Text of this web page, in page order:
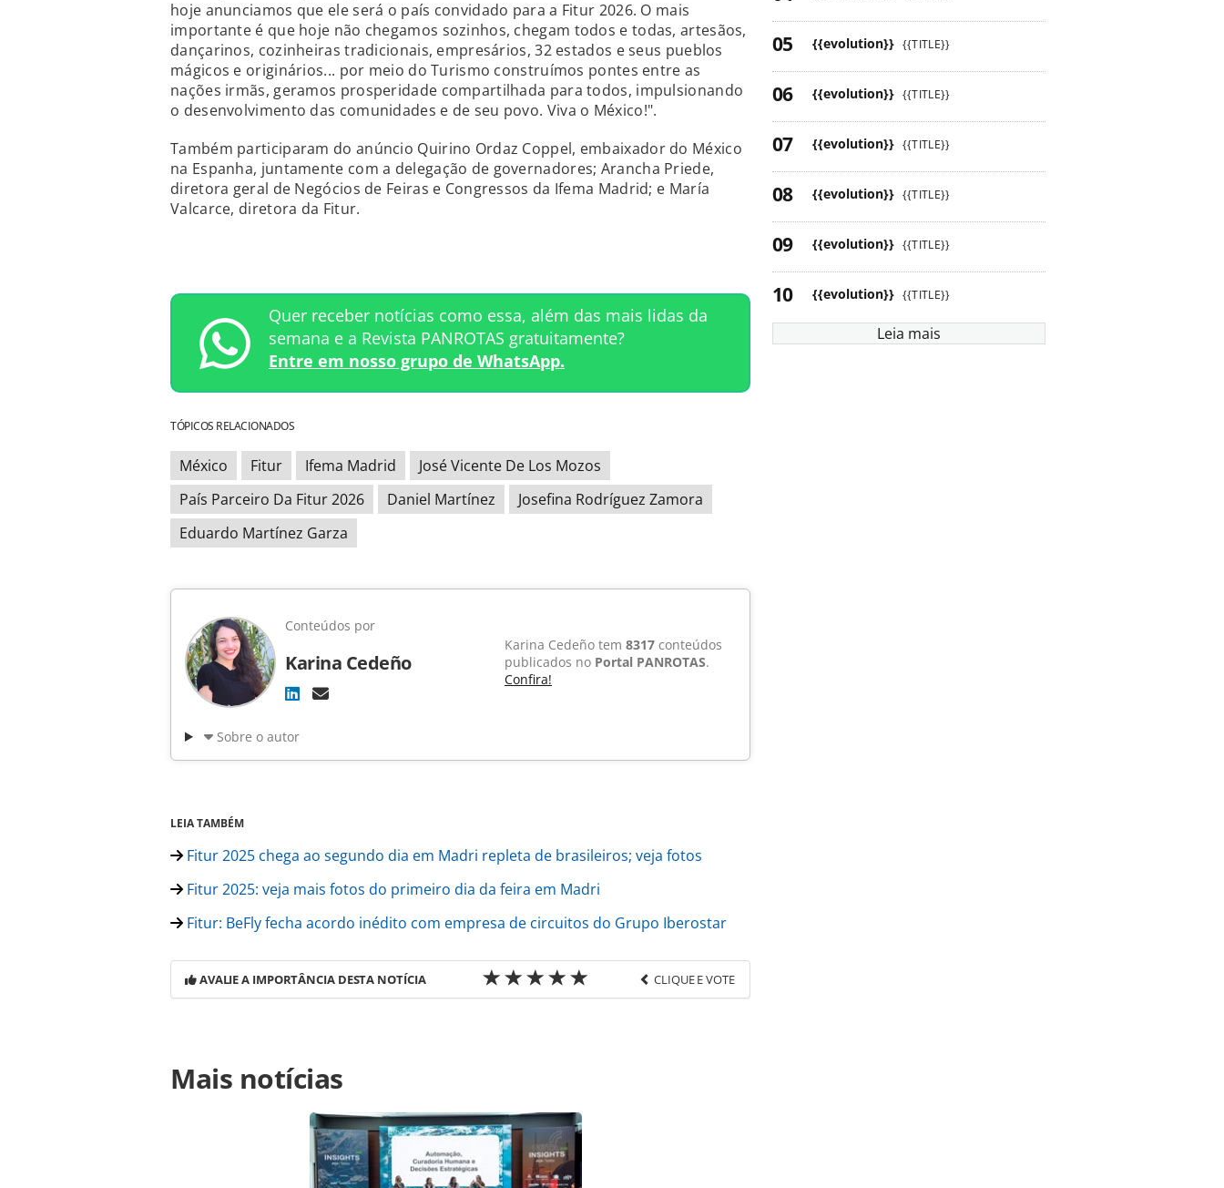
hoje anunciamos que ele será o país convidado para a Fitur 2026. O mais
importante é que hoje não chegamos sozinhos, chegam todos e todas, artesãos,
dançarinos, cozinheiras tradicionais, empresários, 32 estados e seus pueblos
mágicos e originários... por meio do Turismo construímos pontes entre as
nações irmãs, geramos prosperidade compartilhada para todos, impulsionando
o desenvolvimento das comunidades e de seu povo. Viva o México!".
Também participaram do anúncio Quirino Ordaz Coppel, embaixador do México
na Espanha, juntamente com a delegação de governadores; Arancha Priede,
diretora geral de Negócios de Feiras e Congressos da Ifema Madrid; e María
Valcarce, diretora da Fitur.
Quer receber notícias como essa, além das mais lidas da
semana e a Revista PANROTAS gratuitamente?
Entre em nosso grupo de WhatsApp.
TÓPICOS RELACIONADOS
México Fitur Ifema Madrid
José Vicente De Los Mozos
País Parceiro Da Fitur 2026
Daniel Martínez
Josefina Rodríguez Zamora
Eduardo Martínez Garza
Conteúdos por
Karina Cedeño
Karina Cedeño tem 8317 conteúdos
publicados no Portal PANROTAS.
Confira!
Sobre o autor
LEIA TAMBÉM
Fitur 2025 chega ao segundo dia em Madri repleta de brasileiros; veja fotos
Fitur 2025: veja mais fotos do primeiro dia da feira em Madri
Fitur: BeFly fecha acordo inédito com empresa de circuitos do Grupo Iberostar
AVALIE A IMPORTÂNCIA DESTA NOTÍCIA CLIQUE E VOTE
https://www.panrotas.com.br/destinos/eventos/2025/01/mexico-e-anunciado-como-
pais-parceiro-da-fitur-em-2026-saiba-mais_213669.html ou as ferramentas oferecidas na
página. Todo o conteúdo produzido pela PANROTAS Editora é protegido pela legislação
brasileira sobre direito autoral. Não reproduza o conteúdo sem autorização da
PANROTAS Editora (copyright@panrotas.com.br).
Mais notícias
{{evolution}} {{TITLE}}
{{evolution}} {{TITLE}}
{{evolution}} {{TITLE}}
{{evolution}} {{TITLE}}
{{evolution}} {{TITLE}}
{{evolution}} {{TITLE}}
Leia mais